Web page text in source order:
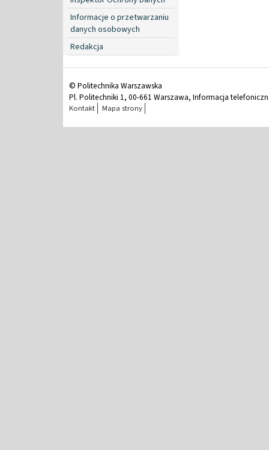
Informacje o przetwarzaniu
danych osobowych
Redakcja
© Politechnika Warszawska
Pl. Politechniki 1, 00-661 Warszawa, Informacja
Kontakt Mapa strony